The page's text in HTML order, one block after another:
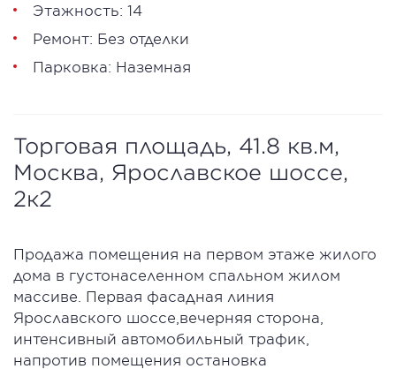
Этажность: 14
Ремонт: Без отделки
Парковка: Наземная
Торговая площадь, 41.8 кв.м,
Москва, Ярославское шоссе,
2к2
Продажа помещения на первом этаже жилого
дома в густонаселенном спальном жилом
массиве. Первая фасадная линия
Ярославского шоссе,вечерняя сторона,
интенсивный автомобильный трафик,
напротив помещения остановка